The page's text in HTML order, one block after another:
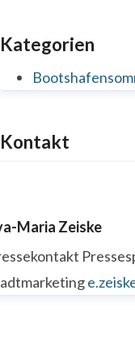
Kategorien
Kontakt
Maria Zeiske